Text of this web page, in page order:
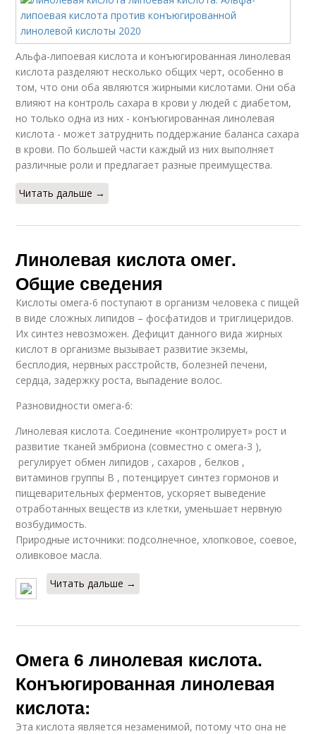
Альфа-липоевая кислота и конъюгированная линолевая
кислота разделяют несколько общих черт, особенно в
том, что они оба являются жирными кислотами. Они оба
влияют на контроль сахара в крови у людей с диабетом,
но только одна из них - конъюгированная линолевая
кислота - может затруднить поддержание баланса сахара
в крови. По большей части каждый из них выполняет
различные роли и предлагает разные преимущества.
Читать дальше →
Линолевая кислота омег.
Общие сведения
Кислоты омега-6 поступают в организм человека с пищей
в виде сложных липидов – фосфатидов и триглицеридов.
Их синтез невозможен. Дефицит данного вида жирных
кислот в организме вызывает развитие экземы,
бесплодия, нервных расстройств, болезней печени,
сердца, задержку роста, выпадение волос.
Разновидности омега-6:
Линолевая кислота. Соединение «контролирует» рост и
развитие тканей эмбриона (совместно с омега-3 ),
регулирует обмен липидов , сахаров , белков ,
витаминов группы В , потенцирует синтез гормонов и
пищеварительных ферментов, ускоряет выведение
отработанных веществ из клетки, уменьшает нервную
возбудимость.
Природные источники: подсолнечное, хлопковое, соевое,
оливковое масла.
Читать дальше →
Омега 6 линолевая кислота.
Конъюгированная линолевая
кислота:
Эта кислота является незаменимой, потому что она не